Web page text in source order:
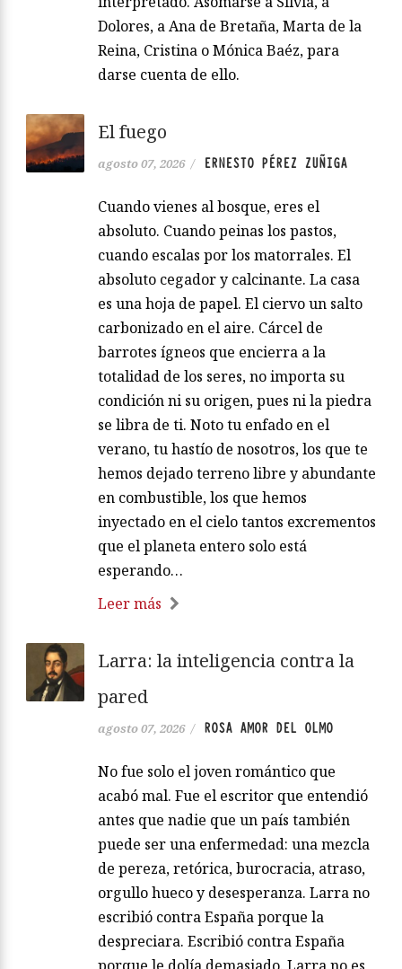
Dolores, a Ana de Bretaña, Marta de la
Reina, Cristina o Mónica Baéz, para
darse cuenta de ello.
El fuego
agosto 07, 2026 / ERNESTO PÉREZ ZUÑIGA
Cuando vienes al bosque, eres el
absoluto. Cuando peinas los pastos,
cuando escalas por los matorrales. El
absoluto cegador y calcinante. La casa
es una hoja de papel. El ciervo un salto
carbonizado en el aire. Cárcel de
barrotes ígneos que encierra a la
totalidad de los seres, no importa su
condición ni su origen, pues ni la piedra
se libra de ti. Noto tu enfado en el
verano, tu hastío de nosotros, los que te
hemos dejado terreno libre y abundante
en combustible, los que hemos
inyectado en el cielo tantos excrementos
que el planeta entero solo está
esperando…
Leer más
Larra: la inteligencia contra la
pared
agosto 07, 2026 / ROSA AMOR DEL OLMO
No fue solo el joven romántico que
acabó mal. Fue el escritor que entendió
antes que nadie que un país también
puede ser una enfermedad: una mezcla
de pereza, retórica, burocracia, atraso,
orgullo hueco y desesperanza. Larra no
escribió contra España porque la
despreciara. Escribió contra España